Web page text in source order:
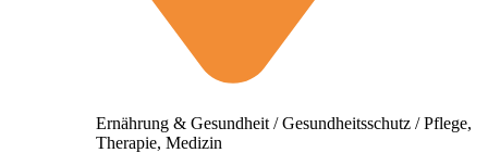
Ernährung & Gesundheit / Gesundheitsschutz / Pflege,
Therapie, Medizin